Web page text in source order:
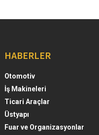
HABERLER
Otomotiv
İş Makineleri
Ticari Araçlar
Üstyapı
Fuar ve Organizasyonlar